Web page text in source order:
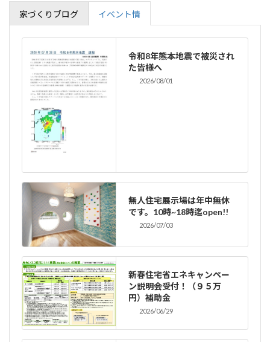
家づくりブログ イベント情
令和8年熊本地震で被災され
た皆様へ
2026/08/01
無人住宅展示場は年中無休
です。10時~18時迄open!!
2026/07/03
新春住宅省エネキャンペー
ン説明会受付！（９５万
円）補助金
2026/06/29